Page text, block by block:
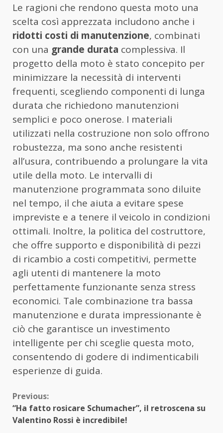
Le ragioni che rendono questa moto una
scelta così apprezzata includono anche i
ridotti costi di manutenzione, combinati
con una grande durata complessiva. Il
progetto della moto è stato concepito per
minimizzare la necessità di interventi
frequenti, scegliendo componenti di lunga
durata che richiedono manutenzioni
semplici e poco onerose. I materiali
utilizzati nella costruzione non solo offrono
robustezza, ma sono anche resistenti
all’usura, contribuendo a prolungare la vita
utile della moto. Le intervalli di
manutenzione programmata sono diluite
nel tempo, il che aiuta a evitare spese
impreviste e a tenere il veicolo in condizioni
ottimali. Inoltre, la politica del costruttore,
che offre supporto e disponibilità di pezzi
di ricambio a costi competitivi, permette
agli utenti di mantenere la moto
perfettamente funzionante senza stress
economici. Tale combinazione tra bassa
manutenzione e durata impressionante è
ciò che garantisce un investimento
intelligente per chi sceglie questa moto,
consentendo di godere di indimenticabili
esperienze di guida.
Continue
Reading
Previous:
“Ha fatto rosicare Schumacher”, il retroscena su
Valentino Rossi è incredibile!